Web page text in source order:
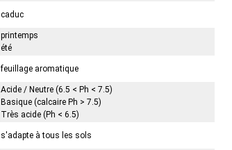
caduc
printemps
été
feuillage aromatique
Acide / Neutre (6.5 < Ph < 7.5)
Basique (calcaire Ph > 7.5)
Très acide (Ph < 6.5)
s'adapte à tous les sols